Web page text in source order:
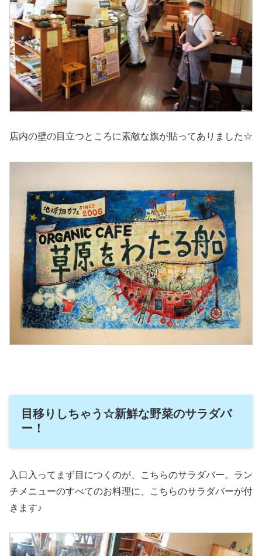
店内の壁の目立つところに素敵な旗が貼ってありました☆
目移りしちゃう☆新鮮な野菜のサラダバ
ー！
入口入ってまず目につくのが、こちらのサラダバー。ラン
チメニューのすべてのお料理に、こちらのサラダバーが付
きます♪